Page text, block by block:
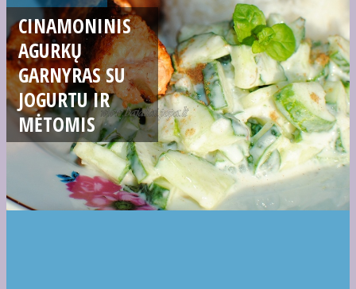
CINAMONINIS
AGURKŲ
GARNYRAS SU
JOGURTU IR
MĖTOMIS